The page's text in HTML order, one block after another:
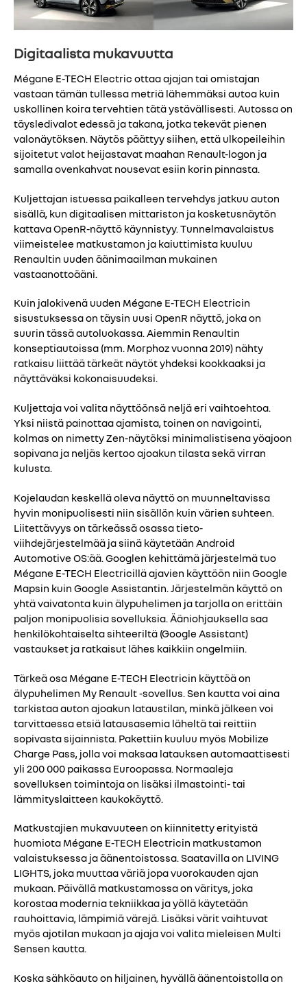
Digitaalista mukavuutta
Mégane E-TECH Electric ottaa ajajan tai omistajan
vastaan tämän tullessa metriä lähemmäksi autoa kuin
uskollinen koira tervehtien tätä ystävällisesti. Autossa on
täysledivalot edessä ja takana, jotka tekevät pienen
valonäytöksen. Näytös päättyy siihen, että ulkopeileihin
sijoitetut valot heijastavat maahan Renault-logon ja
samalla ovenkahvat nousevat esiin korin pinnasta.
Kuljettajan istuessa paikalleen tervehdys jatkuu auton
sisällä, kun digitaalisen mittariston ja kosketusnäytön
kattava OpenR-näyttö käynnistyy. Tunnelmavalaistus
viimeistelee matkustamon ja kaiuttimista kuuluu
Renaultin uuden äänimaailman mukainen
vastaanottoääni.
Kuin jalokivenä uuden Mégane E-TECH Electricin
sisustuksessa on täysin uusi OpenR näyttö, joka on
suurin tässä autoluokassa. Aiemmin Renaultin
konseptiautoissa (mm. Morphoz vuonna 2019) nähty
ratkaisu liittää tärkeät näytöt yhdeksi kookkaaksi ja
näyttäväksi kokonaisuudeksi.
Kuljettaja voi valita näyttöönsä neljä eri vaihtoehtoa.
Yksi niistä painottaa ajamista, toinen on navigointi,
kolmas on nimetty Zen-näytöksi minimalistisena yöajoon
sopivana ja neljäs kertoo ajoakun tilasta sekä virran
kulusta.
Kojelaudan keskellä oleva näyttö on muunneltavissa
hyvin monipuolisesti niin sisällön kuin värien suhteen.
Liitettävyys on tärkeässä osassa tieto-
viihdejärjestelmää ja siinä käytetään Android
Automotive OS:ää. Googlen kehittämä järjestelmä tuo
Mégane E-TECH Electricillä ajavien käyttöön niin Google
Mapsin kuin Google Assistantin. Järjestelmän käyttö on
yhtä vaivatonta kuin älypuhelimen ja tarjolla on erittäin
paljon monipuolisia sovelluksia. Ääniohjauksella saa
henkilökohtaiselta sihteeriltä (Google Assistant)
vastaukset ja ratkaisut lähes kaikkiin ongelmiin.
Tärkeä osa Mégane E-TECH Electricin käyttöä on
älypuhelimen My Renault -sovellus. Sen kautta voi aina
tarkistaa auton ajoakun lataustilan, minkä jälkeen voi
tarvittaessa etsiä latausasemia läheltä tai reittiin
sopivasta sijainnista. Pakettiin kuuluu myös Mobilize
Charge Pass, jolla voi maksaa latauksen automaattisesti
yli 200 000 paikassa Euroopassa. Normaaleja
sovelluksen toimintoja on lisäksi ilmastointi- tai
lämmityslaitteen kaukokäyttö.
Matkustajien mukavuuteen on kiinnitetty erityistä
huomiota Mégane E-TECH Electricin matkustamon
valaistuksessa ja äänentoistossa. Saatavilla on LIVING
LIGHTS, joka muuttaa väriä jopa vuorokauden ajan
mukaan. Päivällä matkustamossa on väritys, joka
korostaa modernia tekniikkaa ja yöllä käytetään
rauhoittavia, lämpimiä värejä. Lisäksi värit vaihtuvat
myös ajotilan mukaan ja ajaja voi valita mieleisen Multi
Sensen kautta.
Koska sähköauto on hiljainen, hyvällä äänentoistolla on